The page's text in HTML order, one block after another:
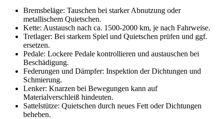
Bremsbeläge: Tauschen bei starker Abnutzung oder
metallischem Quietschen.
Kette: Austausch nach ca. 1500-2000 km, je nach Fahrweise.
Tretlager: Bei starkem Spiel und Quietschen prüfen und ggf.
ersetzen.
Pedale: Lockere Pedale kontrollieren und austauschen bei
Beschädigung.
Federungen und Dämpfer: Inspektion der Dichtungen und
Schmierung.
Lenker: Knarzen bei Bewegungen kann auf
Materialverschleiß hindeuten.
Sattelstütze: Quietschen durch neues Fett oder Dichtungen
beheben.